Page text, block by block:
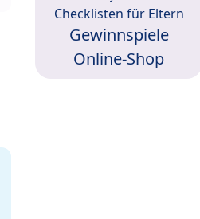
Checklisten für Eltern
Gewinnspiele
Online-Shop